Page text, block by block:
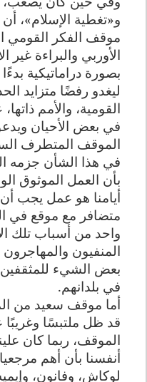
و«تغطية الإسلام»،
موقف الفكر القومي
الأوربي والبراءة غير
ليغدو رفضًا متزايد
القومية، والأمم
في بعض الأحيان
الموقف المتطرف
في هذا الشأن جزمه
بأن العمل الموثوق
أيامنا هو عمل يجب
متضافر مع موقع في
واحد من أسباب تلك
المنفيون
بعض الشيء
في بلدانهم.
أما موقف سعيد من
قد ظل ملتبسًا وغريبًا
الموقف، ربما كان
أنفسنا بأن أهم
لوكاش، وفانون،